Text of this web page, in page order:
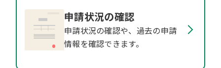
申請状況の確認
申請状況の確認や、過去の申請
情報を確認できます。